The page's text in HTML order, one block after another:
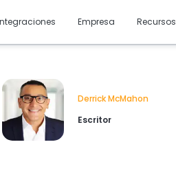
Empresa Recursos
Derrick McMahon
Escritor